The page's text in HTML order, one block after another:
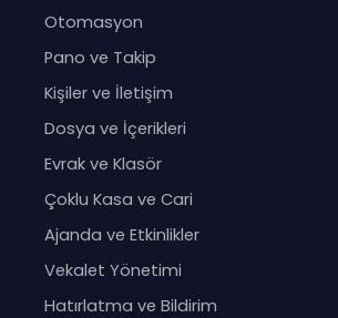
Otomasyon
Pano ve Takip
Kişiler ve İletişim
Dosya ve İçerikleri
Evrak ve Klasör
Çoklu Kasa ve Cari
Ajanda ve Etkinlikler
Vekalet Yönetimi
Hatırlatma ve Bildirim